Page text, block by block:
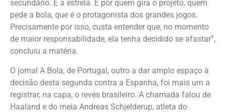
secundário. É a estrela. É por quem gira o projeto, quem
pede a bola, que é o protagonista dos grandes jogos.
Precisamente por isso, custa entender que, no momento
de maior responsabilidade, ela tenha decidido se afastar”,
concluiu a matéria.
O jornal A Bola, de Portugal, outro a dar amplo espaço à
decisão desta segunda contra a Espanha, foi mais um a
registrar, na capa, o revés brasileiro. A chamada falou de
Haaland e do meia Andreas Schjelderup, atleta do